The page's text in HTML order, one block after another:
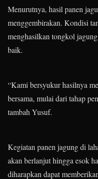
Menurutnya, hasil panen
menggembirakan. Kondisi
menghasilkan tongkol
baik.
“Kami bersyukur hasilnya
bersama, mulai dari tahap
tambah Yusuf.
Kegiatan panen jagung di
akan berlanjut hingga esok
diharapkan dapat